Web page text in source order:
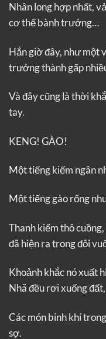
Nhân long hợp nhất,
cơ thể bành trướng…
Hắn giờ đây, như một
trưởng thành gấp
Và đây cũng là thời
tay.
KENG! GÀO!
Một tiếng kiếm ngân
Một tiếng gào rống
Thanh kiếm thô
đã hiện ra trong đôi
Khoảnh khắc nó xuất
Nhã đều rơi xuống
Các món binh khí
sợ.